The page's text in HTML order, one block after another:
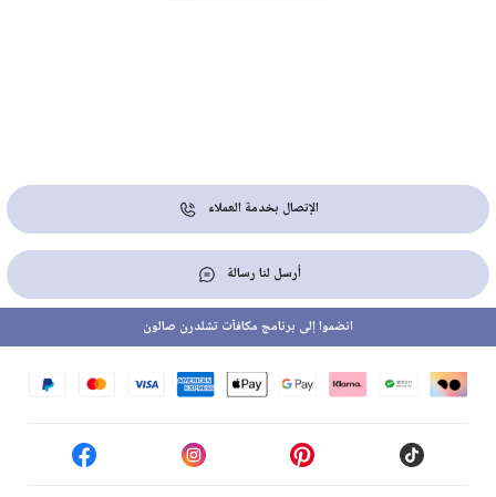
الإتصال بخدمة العملاء
أرسل لنا رسالة
انضموا إلى برنامج مكافآت تشلدرن صالون